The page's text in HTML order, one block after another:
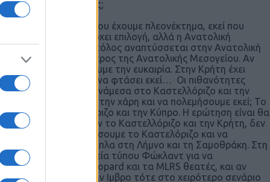
οι φρεγάτες;
στο μέρος που έχουμε πλεονέκτημα, εκεί που
φορές δεν υπάρχει επιλογή, αλλά η Ανατολική
ότι ο Τουρκικός στόλος αναπτύσσεται στην Ανατολική
σε ποιο μέρος της Ανατολικής Μεσογείου. Αν
μας και να μη χάσουμε την ευκαιρία. Στην Κρήτη έχει
προσπάθεια της να φτάσει εκεί… Οι πιθανότητες
υπάρχει η περιοχή ανάμεσα στο Καστελλόριζο και την
τους κάνουμε εμείς την χάρη και να πολεμήσουμε εκεί; Το
στο Καστελλόριζο και την Κύπρο. Η ερώτηση είναι θα
να αποκλείσουν το Καστελλόριζο και την Κρήτη, δεν
σώφρον να θυσιάσουμε το Καστελόριζο και να
Η Ίμβρος είναι δίπλα στη Λήμνο και τη Σαμοθράκη. Στη
εκστρατεία τύπου Φώκλαντ για να
του λύκου με τα Leopard και τα MLRS θεατές, και αν
στα χέρια μας την Ιμβρο τότε στο χειρότερο σενάριο